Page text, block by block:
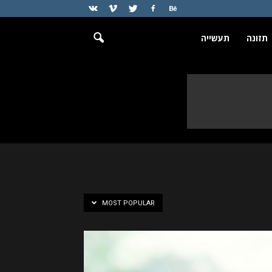
תזונה תעשייה
MOST POPULAR